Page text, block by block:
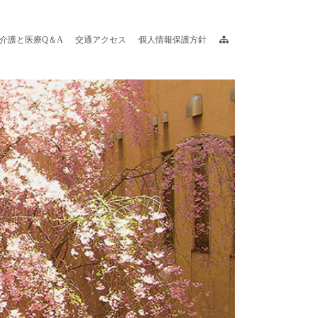
護と医療Q＆A 交通アクセス 個人情報保護方針